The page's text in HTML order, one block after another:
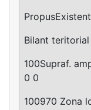
Bilant
100Supraf.
0 0
100970 Zona